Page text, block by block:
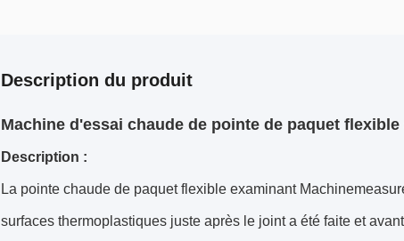
Description du produit
Machine d'essai chaude de pointe de paquet flexible
Description :
La pointe chaude de paquet flexible examinant
surfaces thermoplastiques juste après le joint a été faite et